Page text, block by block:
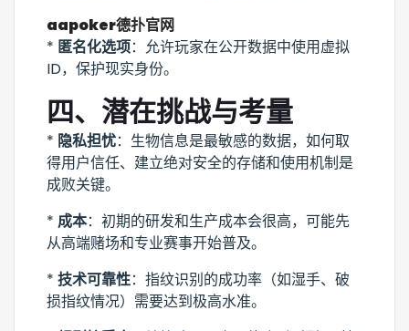
aapoker德扑官网
* 匿名化选项：允许玩家在公开数据中使用虚拟
ID，保护现实身份。
四、潜在挑战与考量
* 隐私担忧：生物信息是最敏感的数据，如何取
得用户信任、建立绝对安全的存储和使用机制是
成败关键。
* 成本：初期的研发和生产成本会很高，可能先
从高端赌场和专业赛事开始普及。
* 技术可靠性：指纹识别的成功率（如湿手、破
损指纹情况）需要达到极高水准。